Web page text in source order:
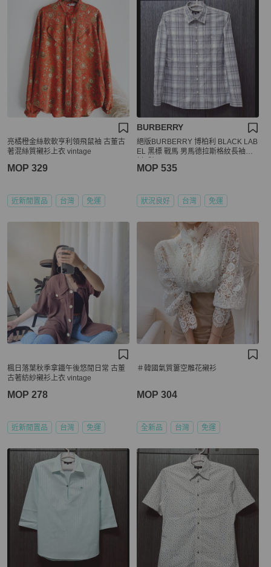
亮橘橙金絲軟軟亨利領飛鼠袖 古董古
著混絲質襯衫上衣 vintage
MOP 329
近新閒置品 台灣 免運
BURBERRY
絕版BURBERRY 博柏利 BLACK LAB
EL 黑標 戰馬 男馬德拉斯格紋長袖襯
MOP 535
狀況良好 台灣 免運
楓日落葉秋季拿鐵午後悠閒日常 古董
古著紡紗襯衫上衣 vintage
MOP 278
近新閒置品 台灣 免運
＃韓國氣質簍空雕花襯衫
MOP 304
全新品 台灣 免運